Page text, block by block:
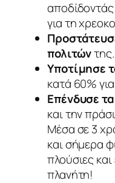
για τη
πολιτώντης.
Υποτίμησε
κατά 60%
Επένδυσε
και την
Μέσα σε 3
και σήμερα
πλούσιες
πλανήτη!